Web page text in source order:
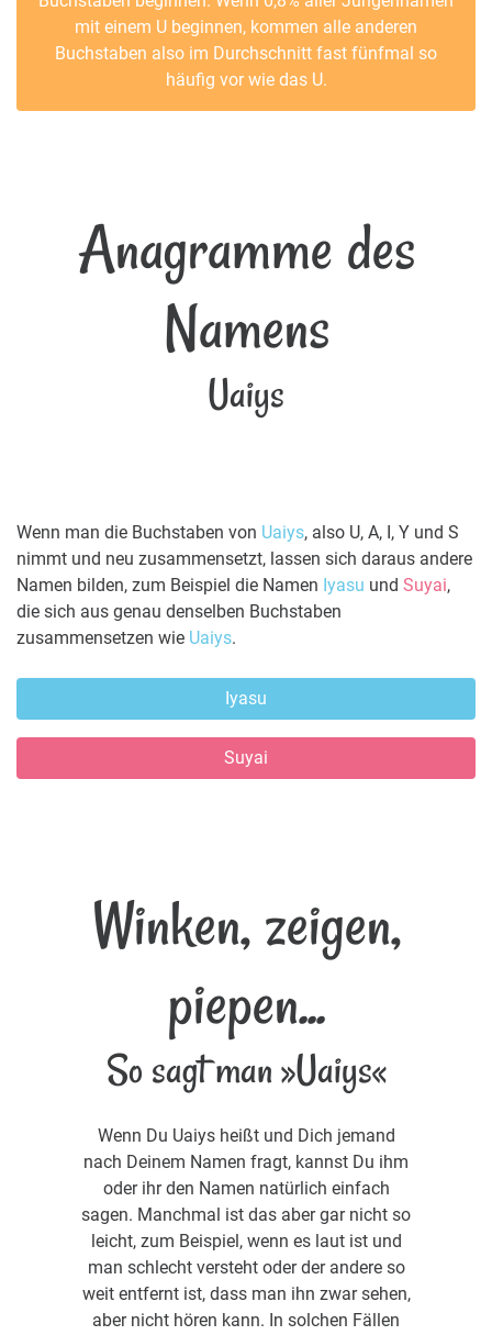
mit einem U beginnen, kommen alle anderen
Buchstaben also im Durchschnitt fast fünfmal so
häufig vor wie das U.
Anagramme des
Namens
Uaiys
Wenn man die Buchstaben von Uaiys, also U, A, I, Y und S
nimmt und neu zusammensetzt, lassen sich daraus andere
Namen bilden, zum Beispiel die Namen Iyasu und Suyai,
die sich aus genau denselben Buchstaben
zusammensetzen wie Uaiys.
Iyasu
Suyai
Winken, zeigen,
piepen...
So sagt man »Uaiys«
Wenn Du Uaiys heißt und Dich jemand
nach Deinem Namen fragt, kannst Du ihm
oder ihr den Namen natürlich einfach
sagen. Manchmal ist das aber gar nicht so
leicht, zum Beispiel, wenn es laut ist und
man schlecht versteht oder der andere so
weit entfernt ist, dass man ihn zwar sehen,
aber nicht hören kann. In solchen Fällen